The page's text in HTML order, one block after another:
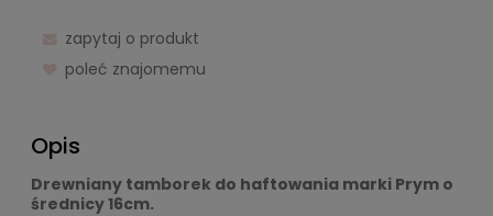
zapytaj o produkt
poleć znajomemu
Opis
Drewniany tamborek do haftowania marki Prym o
średnicy 16cm.